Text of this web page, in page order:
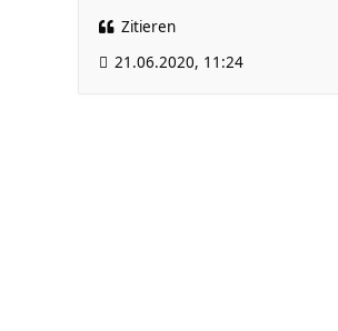
Zitieren
21.06.2020, 11:24